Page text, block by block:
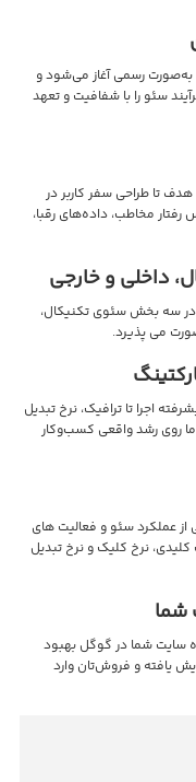
به‌صورت رسمی آغاز می‌شود و
سئو را با شفافیت و تعهد
هدف تا طراحی سفر کاربر در
مخاطب، داده‌های رقبا،
داخلی و خارجی
در سه بخش سئوی تکنیکال،
می پذیرد.
اجرا تا ترافیک، نرخ تبدیل
ما روی رشد واقعی کسب‌وکار
از عملکرد سئو و فعالیت های
نرخ کلیک و نرخ تبدیل
شما
سایت شما در گوگل بهبود
یافته و فروش‌تان وارد